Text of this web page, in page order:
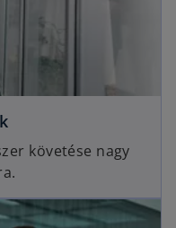
követése nagy